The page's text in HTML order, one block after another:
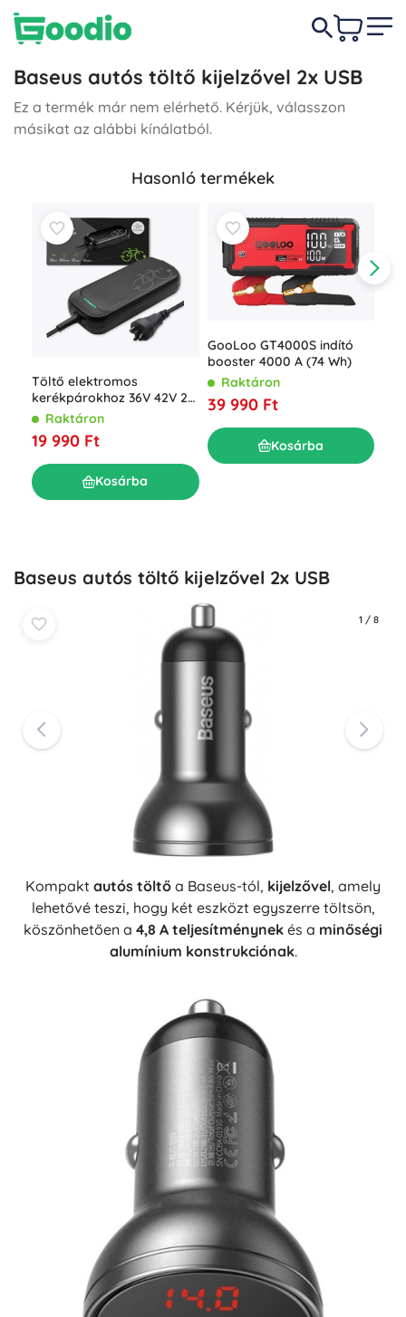
Baseus autós töltő kijelzővel 2x USB
Ez a termék már nem elérhető. Kérjük, válasszon
másikat az alábbi kínálatból.
Hasonló termékek
Töltő elektromos
kerékpárokhoz 36V 42V 2A
BOSCH csatlakozóval,
Raktáron
19 990 Ft
Kosárba
GooLoo GT4000S indító
booster 4000 A (74 Wh)
Raktáron
39 990 Ft
Kosárba
Baseus autós töltő kijelzővel 2x USB
1 / 8
Kompakt autós töltő a Baseus-tól, kijelzővel, amely
lehetővé teszi, hogy két eszközt egyszerre töltsön,
köszönhetően a 4,8 A teljesítménynek és a minőségi
alumínium konstrukciónak.